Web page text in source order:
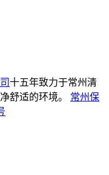
十五年致力于常州清
舒适的环境。 常州保